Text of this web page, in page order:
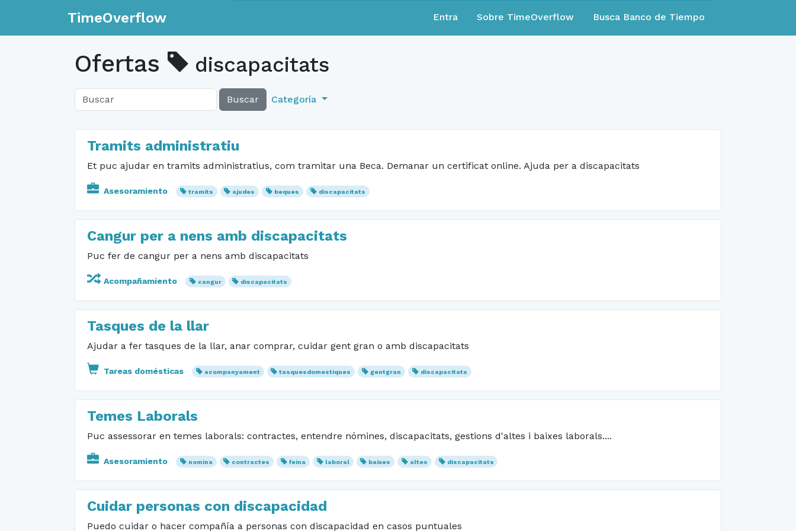
TimeOverflow Entra Sobre TimeOverflow Busca Banco de Tiempo
Ofertas discapacitats
Buscar Categoría
Tramits administratiu
Et puc ajudar en tramits administratius, com tramitar una Beca. Demanar un certificat online. Ajuda per a discapacitats
Asesoramiento tramits ajudes beques discapacitats
Cangur per a nens amb discapacitats
Puc fer de cangur per a nens amb discapacitats
Acompañamiento cangur discapacitats
Tasques de la llar
Ajudar a fer tasques de la llar, anar comprar, cuidar gent gran o amb discapacitats
Tareas domésticas acompanyament tasquesdomestiques gentgran discapacitats
Temes Laborals
Puc assessorar en temes laborals: contractes, entendre nómines, discapacitats, gestions d'altes i baixes laborals....
Asesoramiento nomina contractes feina laboral baixes altes discapacitats
Cuidar personas con discapacidad
Puedo cuidar o hacer compañía a personas con discapacidad en casos puntuales